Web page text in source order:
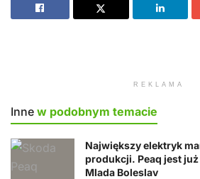
REKLAMA
Inne w podobnym temacie
Największy elektryk
produkcji. Peaq jest już
Mlada Boleslav